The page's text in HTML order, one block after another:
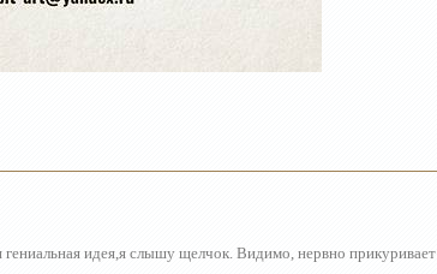
идея,я слышу щелчок. Видимо, нервно прикуривает